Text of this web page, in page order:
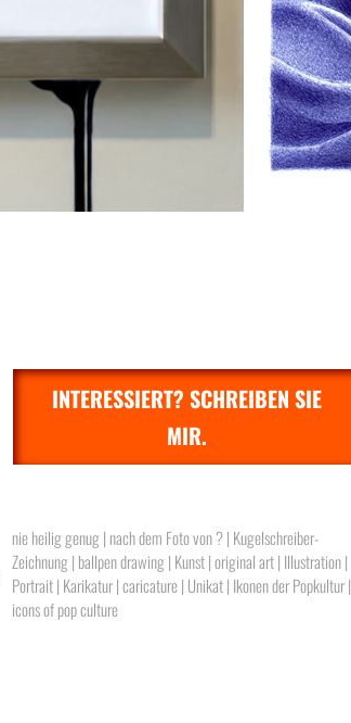
INTERESSIERT? SCHREIBEN SIE
MIR.
nie heilig genug | nach dem Foto von ? | Kugelschreiber-
Zeichnung | ballpen drawing | Kunst | original art | Illustration |
Portrait | Karikatur | caricature | Unikat | Ikonen der Popkultur |
icons of pop culture